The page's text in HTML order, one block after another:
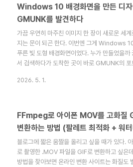
매우 그럴듯하다.홈서버에는 내 주식관리 서비
Nextcloud, AdGuard Home, Wireguard
가 운용되고 있다.만들어달라고도 안했는데 도움
도 만들어주었다.작업관리자에는 Docker 컨테
록이 보이며 만들어달라고도 안했는데 로그도 구
었다...
Windows 10 배경화면을 만든 디
GMUNK를 발견하다
가끔 우연히 마주친 이미지 한 장이 새로운 세계
지는 문이 되곤 한다. 이번엔 그게 Windows
푸른 빛 도형 배경화면이었다. 누가 만들었을까
서 검색하다가 도착한 곳이 바로 GMUNK의 포
Bradley G Munkowitz(브래들리 G. 먼코위츠
으로 활동 중이며, 본인을 "Munky(멍키)"라는
로 부르기도 한다.그의 시그니처는 사이키델릭
과 SF적인 분위기, 그리고 어딘가 형이상학적인
뒤섞인 비주얼이다. 한번 보면 잊히지 않는 종
지를 만든다.이런 작업들을 했다영화 〈트론: 레거
〈오블리비..
2026. 5. 1.
FFmpeg로 아이폰 MOV를 고화질
변환하는 방법 (팔레트 최적화 + 워
블로그에 짧은 움짤을 올리고 싶을 때가 있다.
로 촬영한 .MOV 파일을 GIF로 변환하고 싶은
방법을 찾아보면 온라인 변환 사이트는 화질도